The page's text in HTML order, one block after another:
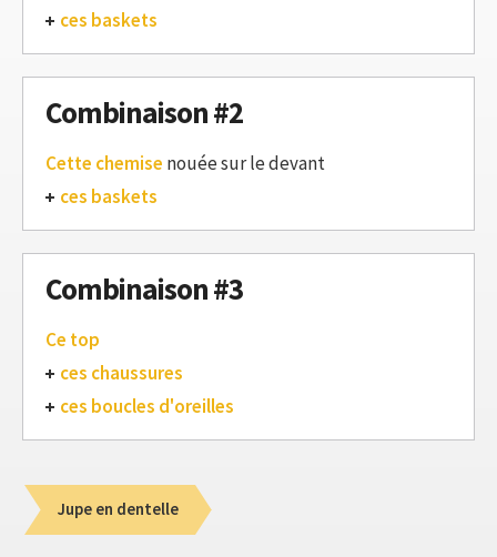
ces baskets
Combinaison #2
Cette chemise nouée sur le devant
ces baskets
Combinaison #3
Ce top
ces chaussures
ces boucles d'oreilles
Jupe en dentelle